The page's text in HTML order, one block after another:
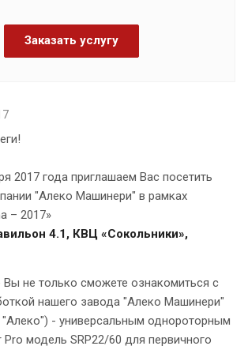
Заказать услугу
2017 года приглашаем Вас посетить
"Алеко Машинери" в рамках
– 2017»
4.1, КВЦ «Сокольники»,
не только сможете ознакомиться с
нашего завода "Алеко Машинери"
- универсальным однороторным
модель SRP22/60 для первичного